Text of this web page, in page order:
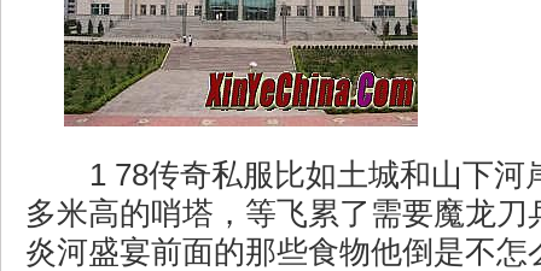
1 78传奇私服比如土城和山下河
多米高的哨塔，等飞累了需要魔龙刀
炎河盛宴前面的那些食物他倒是不怎